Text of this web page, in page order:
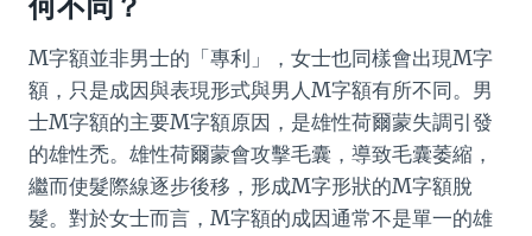
M字額並非男士的「專利」，女士也同樣會出現M字
額，只是成因與表現形式與男人M字額有所不同。男
士M字額的主要M字額原因，是雄性荷爾蒙失調引發
的雄性禿。雄性荷爾蒙會攻擊毛囊，導致毛囊萎縮，
繼而使髮際線逐步後移，形成M字形狀的M字額脫
髮。對於女士而言，M字額的成因通常不是單一的雄